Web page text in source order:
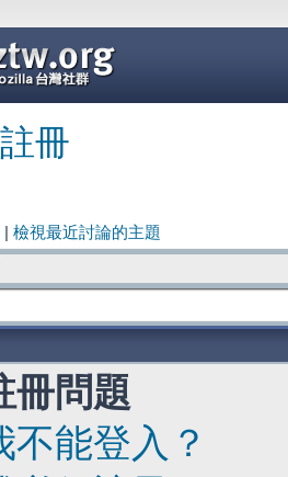
註冊
檢視最近討論的主題
冊問題
不能登入？